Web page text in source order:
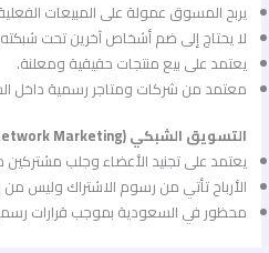
يربح المسوق عمولة على المبيعات
لا يحتاج إلى ضم أشخاص آخرين تحت
يعتمد على بيع منتجات حقيقية ومعلنة.
معتمد من شركات ومتاجر رسمية داخل
التسويق الشبكي (Network Marketing):
يعتمد على تجنيد الأعضاء وجلب مشتركين
الأرباح تأتي من رسوم الاشتراك وليس من
محظور في السعودية بموجب قرارات